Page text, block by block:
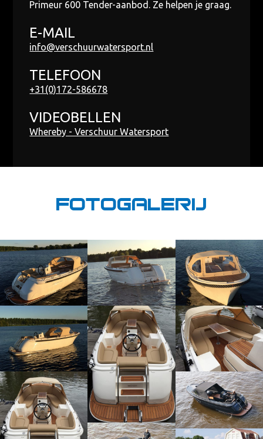
Primeur 600 Tender-aanbod. Ze helpen je graag.
E-MAIL
info@verschuurwatersport.nl
TELEFOON
+31(0)172-586678
VIDEOBELLEN
Whereby - Verschuur Watersport
Fotogalerij